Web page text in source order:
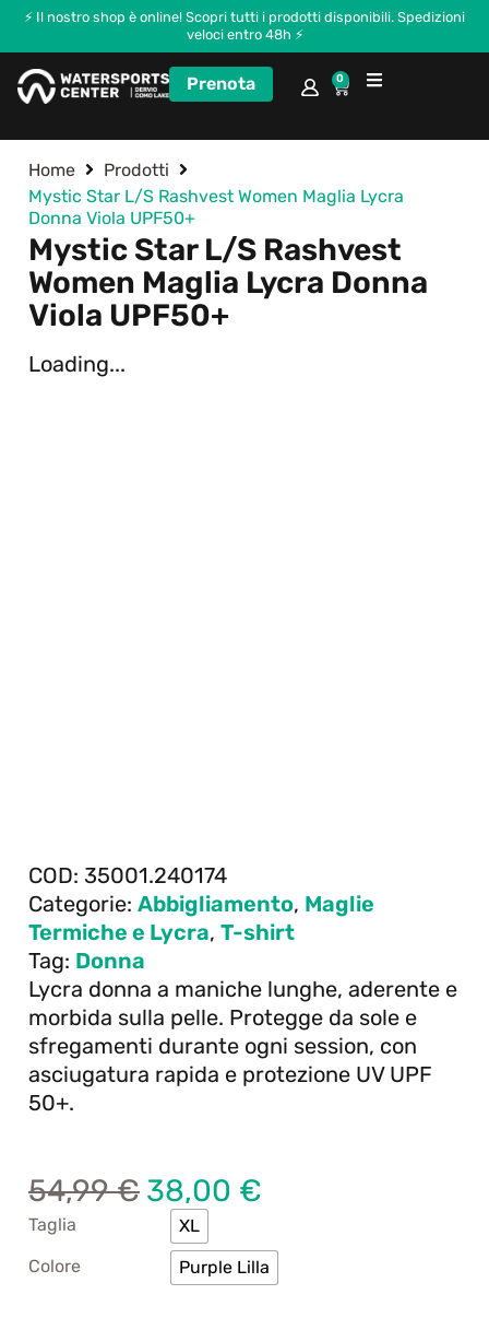
⚡ Il nostro shop è online! Scopri tutti i prodotti disponibili. Spedizioni
veloci entro 48h ⚡
Prenota 0
Home
Prodotti
Mystic Star L/S Rashvest Women Maglia Lycra
Donna Viola UPF50+
Mystic Star L/S Rashvest
Women Maglia Lycra Donna
Viola UPF50+
Loading...
COD: 35001.240174
Categorie: Abbigliamento, Maglie
Termiche e Lycra, T-shirt
Tag: Donna
Lycra donna a maniche lunghe, aderente e
morbida sulla pelle. Protegge da sole e
sfregamenti durante ogni session, con
asciugatura rapida e protezione UV UPF
50+.
54,99€ 38,00 €
Taglia
XL
Colore
Purple Lilla